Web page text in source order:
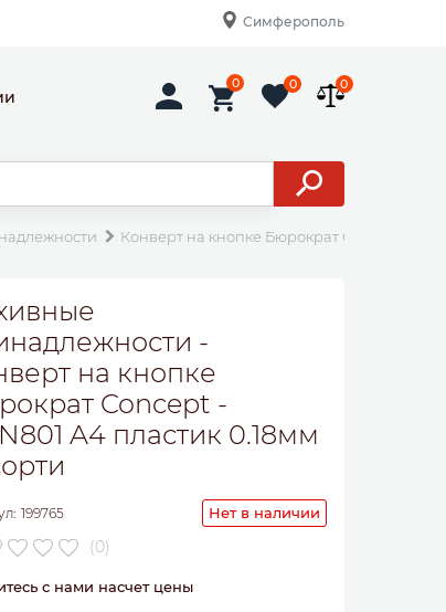
Симферополь
0 0 0
Конверт на кнопке Бюрократ Concept -
-
на кнопке
Concept -
A4 пластик 0.18мм
199765 Нет в наличии
(0)
с нами насчет цены